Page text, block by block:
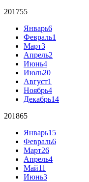
201755
Январь6
Февраль1
Март3
Апрель2
Июнь4
Июль20
Август1
Ноябрь4
Декабрь14
201865
Январь15
Февраль6
Март26
Апрель4
Май11
Июнь3